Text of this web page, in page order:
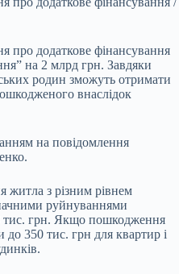
про додаткове фінансування
на 2 млрд грн. Завдяки
родин зможуть отримати
внаслідок
на повідомлення
житла з різним рівнем
руйнуваннями
тис. грн. Якщо пошкодження
до 350 тис. грн для квартир і